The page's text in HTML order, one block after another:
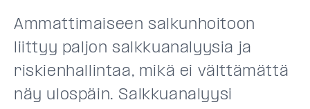
Ammattimaiseen salkunhoitoon
liittyy paljon salkkuanalyysia ja
riskienhallintaa, mikä ei välttämättä
näy ulospäin. Salkkuanalyysi